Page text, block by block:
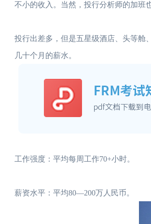
不小的收入。当然，投行分析师的加班
投行出差多，但是五星级酒店、头等舱
几十个月的薪水。
工作强度：平均每周工作70+小时。
薪资水平：平均80—200万人民币。